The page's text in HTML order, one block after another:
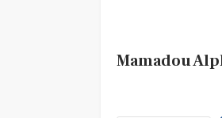
Mamadou